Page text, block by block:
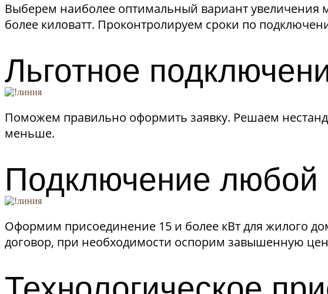
Выберем наиболее оптимальный вариант увеличения
более киловатт. Проконтролируем сроки по
Льготное
Поможем правильно оформить заявку. Решаем
меньше.
Подключение любой
Оформим присоединение 15 и более кВт для жилого
договор, при необходимости оспорим завышенную